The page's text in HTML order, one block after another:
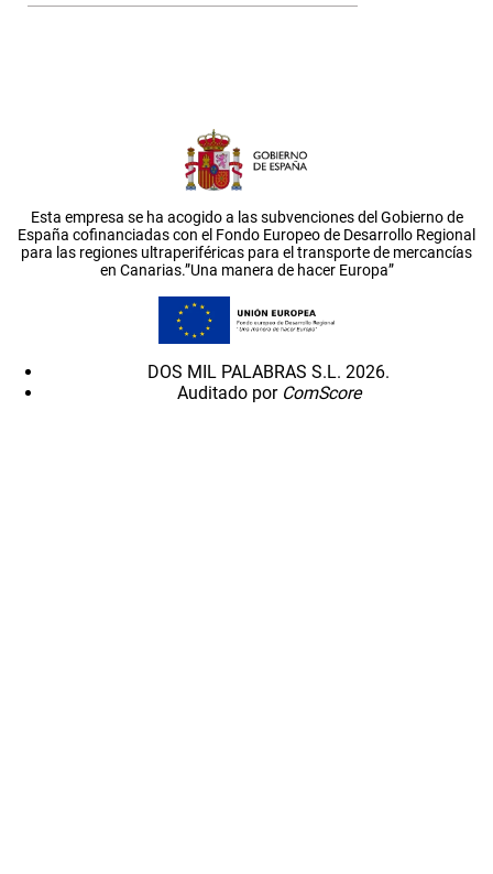
Esta empresa se ha acogido a las subvenciones del Gobierno de
España cofinanciadas con el Fondo Europeo de Desarrollo Regional
para las regiones ultraperiféricas para el transporte de mercancías
en Canarias.”Una manera de hacer Europa”
DOS MIL PALABRAS S.L. 2026.
Auditado por ComScore